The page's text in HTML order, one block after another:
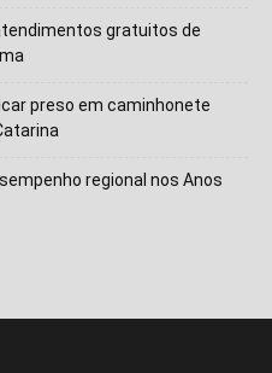
gratuitos de
preso em caminhonete
regional nos Anos